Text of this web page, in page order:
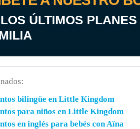
ÚLTIMOS
bilingüe en Little Kingdom
para niños en Little Kingdom
en inglés para bebés con Aïna